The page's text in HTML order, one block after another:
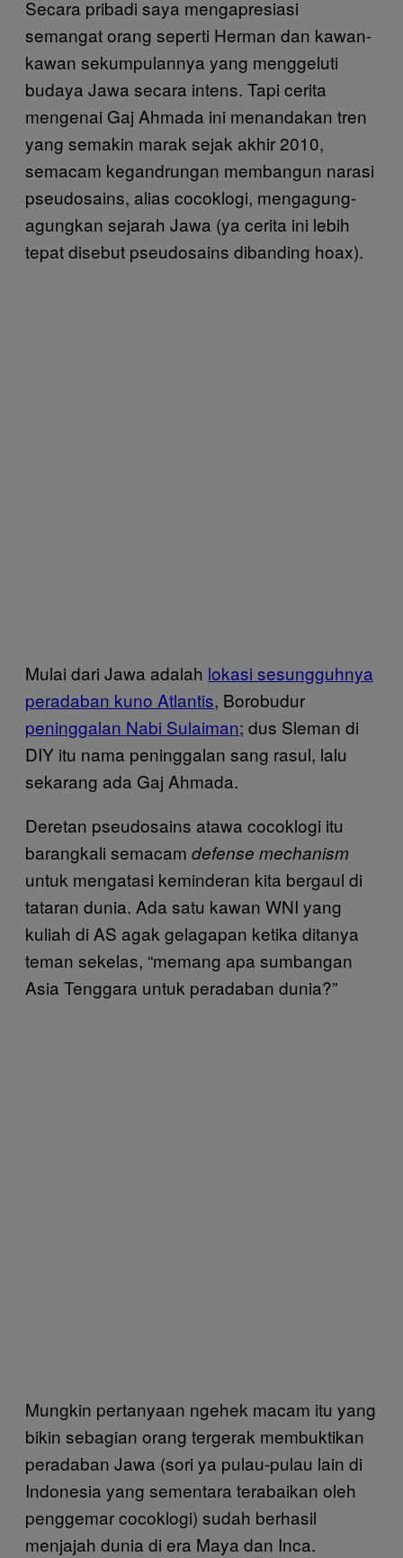
Secara pribadi saya mengapresiasi
semangat orang seperti Herman dan kawan-
kawan sekumpulannya yang menggeluti
budaya Jawa secara intens. Tapi cerita
mengenai Gaj Ahmada ini menandakan tren
yang semakin marak sejak akhir 2010,
semacam kegandrungan membangun narasi
pseudosains, alias cocoklogi, mengagung-
agungkan sejarah Jawa (ya cerita ini lebih
tepat disebut pseudosains dibanding hoax).
Mulai dari Jawa adalah lokasi sesungguhnya
peradaban kuno Atlantis, Borobudur
peninggalan Nabi Sulaiman; dus Sleman di
DIY itu nama peninggalan sang rasul, lalu
sekarang ada Gaj Ahmada.
Deretan pseudosains atawa cocoklogi itu
barangkali semacam defense mechanism
untuk mengatasi keminderan kita bergaul di
tataran dunia. Ada satu kawan WNI yang
kuliah di AS agak gelagapan ketika ditanya
teman sekelas, “memang apa sumbangan
Asia Tenggara untuk peradaban dunia?”
Mungkin pertanyaan ngehek macam itu yang
bikin sebagian orang tergerak membuktikan
peradaban Jawa (sori ya pulau-pulau lain di
Indonesia yang sementara terabaikan oleh
penggemar cocoklogi) sudah berhasil
menjajah dunia di era Maya dan Inca.